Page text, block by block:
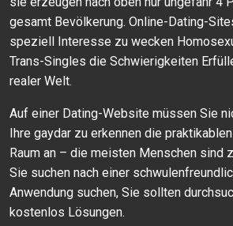
gesamt Bevölkerung. Online-Dating-
speziell Interesse zu wecken
Trans-Singles die Schwierigkeiten
realer Welt.
Auf einer Dating-Website müssen Sie
Ihre gaydar zu erkennen die
Raum an – die meisten Menschen sind
Sie suchen nach einer
Anwendung suchen, Sie sollten
kostenlos Lösungen.